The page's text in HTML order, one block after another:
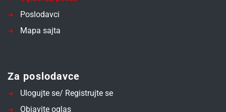
Poslodavci
Mapa sajta
Za poslodavce
Ulogujte se/ Registrujte se
Objavite oglas